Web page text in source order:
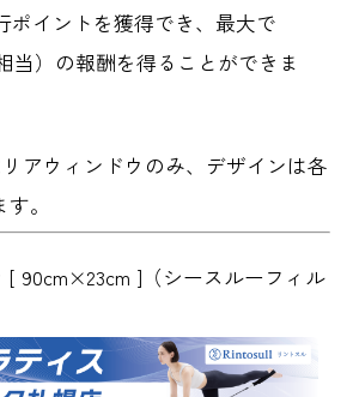
ポイントを獲得でき、最大で
当）の報酬を得ることができま
アウィンドウのみ、デザインは各
。
[ 90cm×23cm ] （シースルーフィル